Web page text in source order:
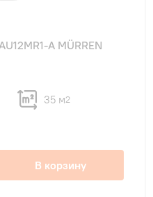
A MÜRREN
35 м2
В корзину